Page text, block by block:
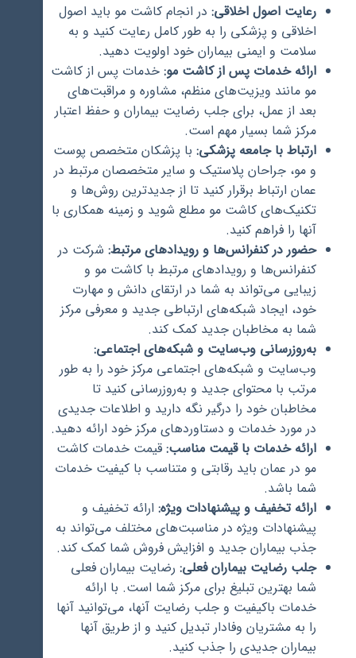
رعایت اصول اخلاقی: در انجام کاشت مو باید اصول
اخلاقی و پزشکی را به طور کامل رعایت کنید و به
سلامت و ایمنی بیماران خود اولویت دهید.
ارائه خدمات پس از کاشت مو: خدمات پس از کاشت
مو مانند ویزیت‌های منظم، مشاوره و مراقبت‌های
بعد از عمل، برای جلب رضایت بیماران و حفظ اعتبار
مرکز شما بسیار مهم است.
ارتباط با جامعه پزشکی: با پزشکان متخصص پوست
و مو، جراحان پلاستیک و سایر متخصصان مرتبط در
عمان ارتباط برقرار کنید تا از جدیدترین روش‌ها و
تکنیک‌های کاشت مو مطلع شوید و زمینه همکاری با
آنها را فراهم کنید.
حضور در کنفرانس‌ها و رویدادهای مرتبط: شرکت در
کنفرانس‌ها و رویدادهای مرتبط با کاشت مو و
زیبایی می‌تواند به شما در ارتقای دانش و مهارت
خود، ایجاد شبکه‌های ارتباطی جدید و معرفی مرکز
شما به مخاطبان جدید کمک کند.
به‌روزرسانی وب‌سایت و شبکه‌های اجتماعی:
وب‌سایت و شبکه‌های اجتماعی مرکز خود را به طور
مرتب با محتوای جدید و به‌روزرسانی کنید تا
مخاطبان خود را درگیر نگه دارید و اطلاعات جدیدی
در مورد خدمات و دستاوردهای مرکز خود ارائه دهید.
ارائه خدمات با قیمت مناسب: قیمت خدمات کاشت
مو در عمان باید رقابتی و متناسب با کیفیت خدمات
شما باشد.
ارائه تخفیف و پیشنهادات ویژه: ارائه تخفیف و
پیشنهادات ویژه در مناسبت‌های مختلف می‌تواند به
جذب بیماران جدید و افزایش فروش شما کمک کند.
جلب رضایت بیماران فعلی: رضایت بیماران فعلی
شما بهترین تبلیغ برای مرکز شما است. با ارائه
خدمات باکیفیت و جلب رضایت آنها، می‌توانید آنها
را به مشتریان وفادار تبدیل کنید و از طریق آنها
بیماران جدیدی را جذب کنید.